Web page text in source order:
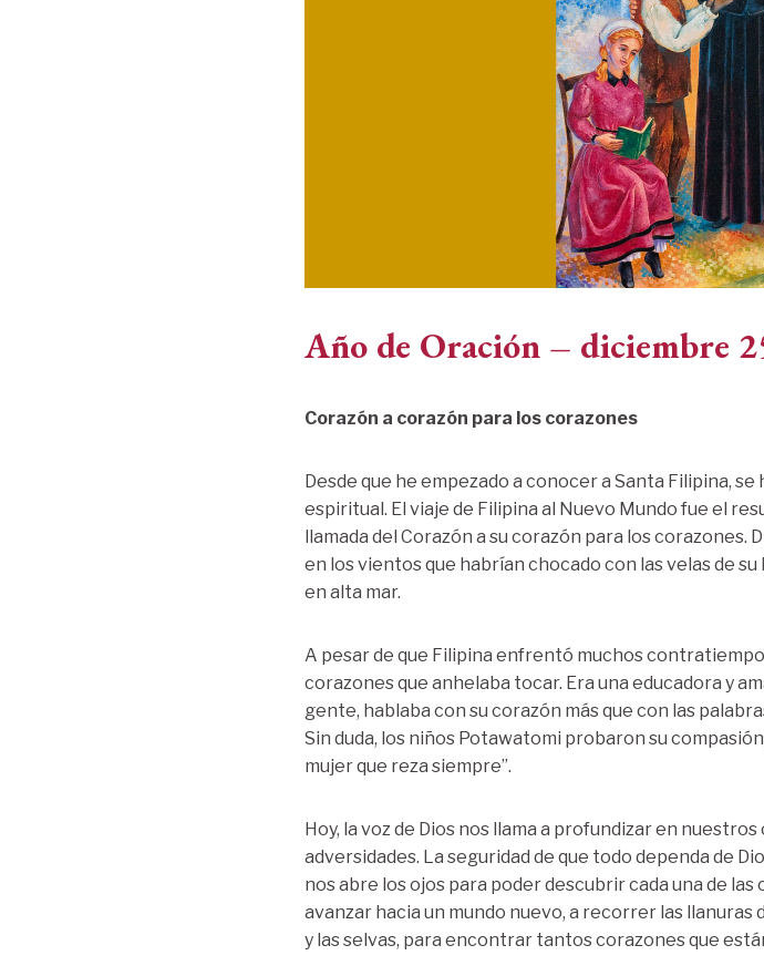
Año de Oración – diciembre
Corazón a corazón para los corazones
Desde que he empezado a conocer a Santa Filipina,
espiritual. El viaje de Filipina al Nuevo Mundo fue el
llamada del Corazón a su corazón para los corazones.
en los vientos que habrían chocado con las velas de
en alta mar.
A pesar de que Filipina enfrentó muchos
corazones que anhelaba tocar. Era una educadora y
gente, hablaba con su corazón más que con las
Sin duda, los niños Potawatomi probaron su
mujer que reza siempre”.
Hoy, la voz de Dios nos llama a profundizar en
adversidades. La seguridad de que todo dependa de
nos abre los ojos para poder descubrir cada una de
avanzar hacia un mundo nuevo, a recorrer las
y las selvas, para encontrar tantos corazones que